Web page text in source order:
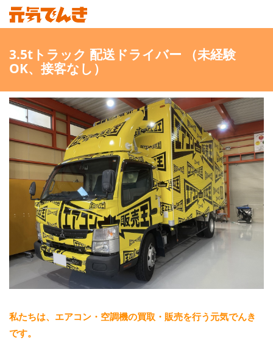
3.5tトラック 配送ドライバー （未経験
OK、接客なし）
私たちは、エアコン・空調機の買取・販売を行う元気でんき
です。